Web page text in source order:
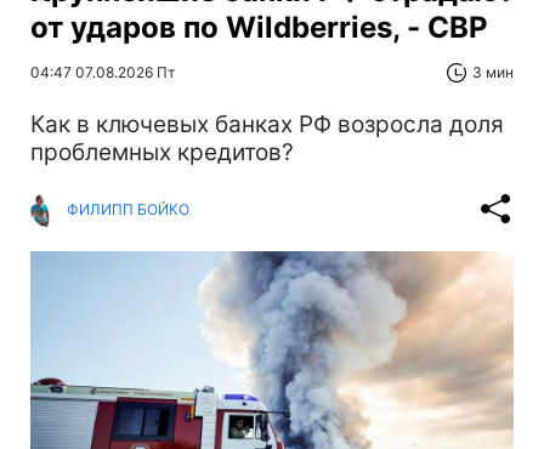
от ударов по Wildberries, - СВР
04:47 07.08.2026 Пт 3 мин
Как в ключевых банках РФ возросла доля
проблемных кредитов?
ФИЛИПП БОЙКО